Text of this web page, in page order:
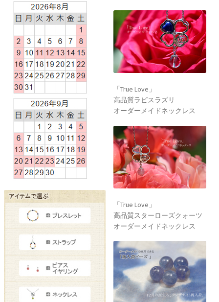
「True Love」
高品質ラピスラズリ
オーダーメイドネックレス
「True Love」
高品質スターローズクォーツ
オーダーメイドネックレス